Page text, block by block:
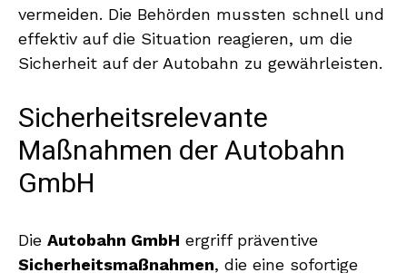
vermeiden. Die Behörden mussten schnell und
effektiv auf die Situation reagieren, um die
Sicherheit auf der Autobahn zu gewährleisten.
Sicherheitsrelevante
Maßnahmen der Autobahn
GmbH
Die Autobahn GmbH ergriff präventive
Sicherheitsmaßnahmen, die eine sofortige